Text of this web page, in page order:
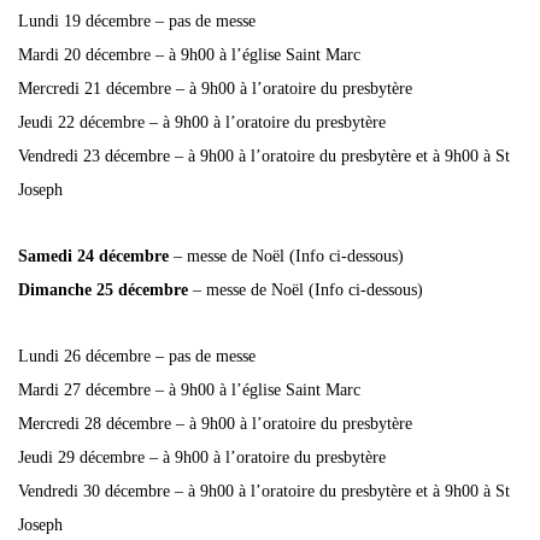
Lundi 19 décembre – pas de messe
Mardi 20 décembre – à 9h00 à l’église Saint Marc
Mercredi 21 décembre – à 9h00 à l’oratoire du presbytère
Jeudi 22 décembre – à 9h00 à l’oratoire du presbytère
Vendredi 23 décembre – à 9h00 à l’oratoire du presbytère et à 9h00 à St
Joseph
Samedi 24 décembre – messe de Noël (Info ci-dessous)
Dimanche 25 décembre – messe de Noël (Info ci-dessous)
Lundi 26 décembre – pas de messe
Mardi 27 décembre – à 9h00 à l’église Saint Marc
Mercredi 28 décembre – à 9h00 à l’oratoire du presbytère
Jeudi 29 décembre – à 9h00 à l’oratoire du presbytère
Vendredi 30 décembre – à 9h00 à l’oratoire du presbytère et à 9h00 à St
Joseph